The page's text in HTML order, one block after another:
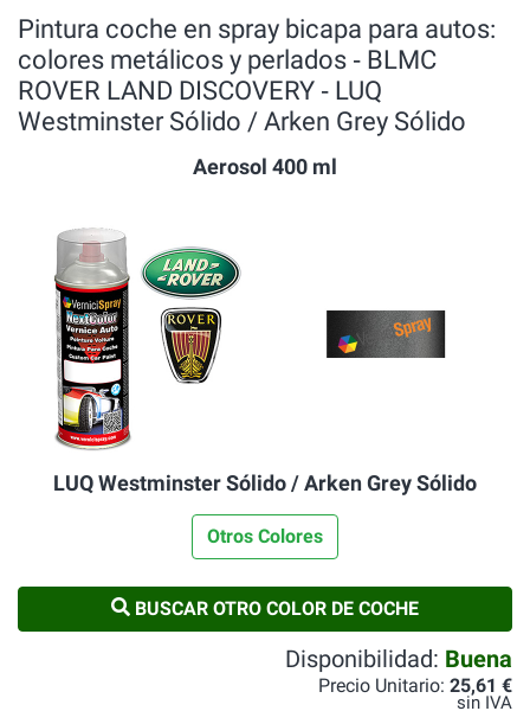
Pintura coche en spray bicapa para autos:
colores metálicos y perlados ‐ BLMC
ROVER LAND DISCOVERY ‐ LUQ
Westminster Sólido / Arken Grey Sólido
Aerosol 400 ml
LUQ Westminster Sólido / Arken Grey Sólido
Otros Colores
BUSCAR OTRO COLOR DE COCHE
Disponibilidad: Buena
Precio Unitario: 25,61 €
sin IVA